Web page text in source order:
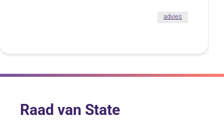
advies
juridische
Raad van State